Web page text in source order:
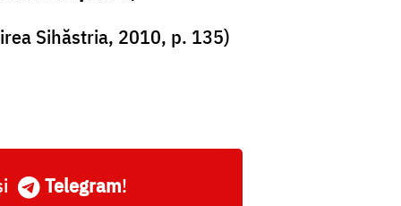
Sihăstria, 2010, p. 135)
Telegram!